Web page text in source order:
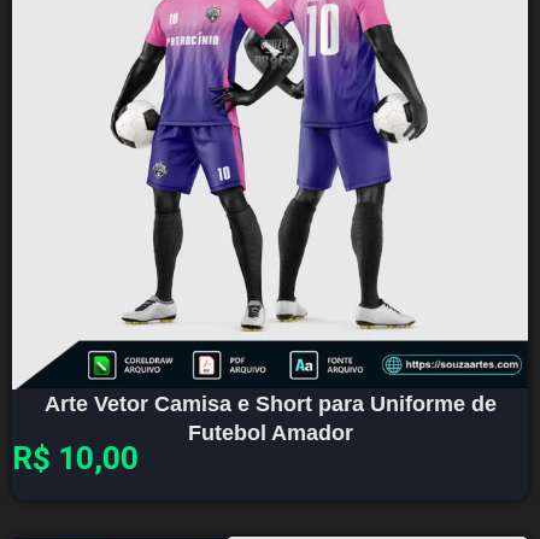
Arte Vetor Camisa e Short para Uniforme de
Futebol Amador
R$ 10,00